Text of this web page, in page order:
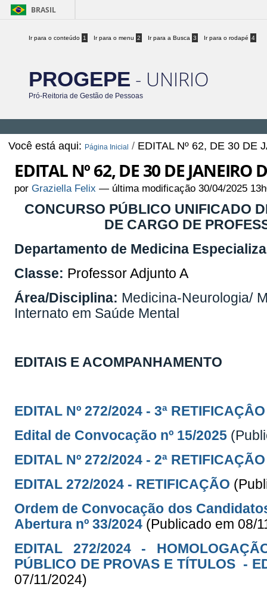
BRASIL
Ir para o conteúdo 1 Ir para o menu 2 Ir para a Busca 3 Ir para o rodapé 4
PROGEPE - UNIRIO
Pró-Reitoria de Gestão de Pessoas
Você está aqui: Página Inicial / EDITAL Nº 62, DE 30 DE
EDITAL Nº 62, DE 30 DE JANEIRO
porGraziella Felix — última modificação 30/04/2025
CONCURSO PÚBLICO UNIFICADO
DE CARGO DE
Departamento de Medicina
Classe: Professor Adjunto A
Área/Disciplina: Medicina-Neurologia/
Internato em Saúde Mental
EDITAIS E ACOMPANHAMENTO
EDITAL Nº 272/2024 -3ª RETIFICAÇÂO
Edital de Convocação nº 15/2025
EDITAL Nº 272/2024 - 2ª RETIFICAÇÃO
EDITAL 272/2024 - RETIFICAÇÃO
Ordem de Convocação dos
Abertura nº 33/2024 (Publicado em 08/
EDITAL 272/2024 -
PÚBLICO DE PROVAS E TÍTULOS -
07/11/2024)